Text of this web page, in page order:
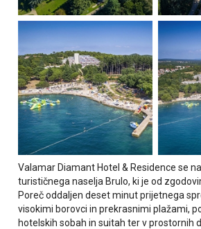
Valamar Diamant Hotel & Residence se
turističnega naselja Brulo, ki je od
Poreč oddaljen deset minut prijetnega
visokimi borovci in prekrasnimi plažami,
hotelskih sobah in suitah ter v prostornih